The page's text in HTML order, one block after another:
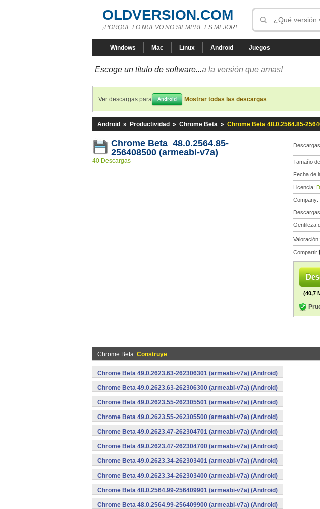
OLDVERSION.COM
¡PORQUE LO NUEVO NO SIEMPRE ES MEJOR!
Windows Mac Linux Android Juegos
Escoge un título de software...a la versión que amas!
Ver descargas para Android Mostrar todas las descargas
Android » Productividad » Chrome Beta » Chrome Beta 48.0.2564.85-
Chrome Beta 48.0.2564.85-
256408500 (armeabi-v7a)
40 Descargas Tamaño
Fecha de
Licencia:
Company:
Gentileza
Valoración:
Compartir:
(40,7
Chrome Beta Construye
Chrome Beta 49.0.2623.63-262306301 (armeabi-v7a) (Android)
Chrome Beta 49.0.2623.63-262306300 (armeabi-v7a) (Android)
Chrome Beta 49.0.2623.55-262305501 (armeabi-v7a) (Android)
Chrome Beta 49.0.2623.55-262305500 (armeabi-v7a) (Android)
Chrome Beta 49.0.2623.47-262304701 (armeabi-v7a) (Android)
Chrome Beta 49.0.2623.47-262304700 (armeabi-v7a) (Android)
Chrome Beta 49.0.2623.34-262303401 (armeabi-v7a) (Android)
Chrome Beta 49.0.2623.34-262303400 (armeabi-v7a) (Android)
Chrome Beta 48.0.2564.99-256409901 (armeabi-v7a) (Android)
Chrome Beta 48.0.2564.99-256409900 (armeabi-v7a) (Android)